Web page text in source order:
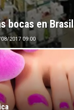
bocas en Brasil
2017 09:00